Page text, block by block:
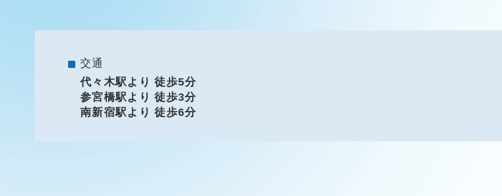
交通
代々木駅より 徒歩5分
参宮橋駅より 徒歩3分
南新宿駅より 徒歩6分